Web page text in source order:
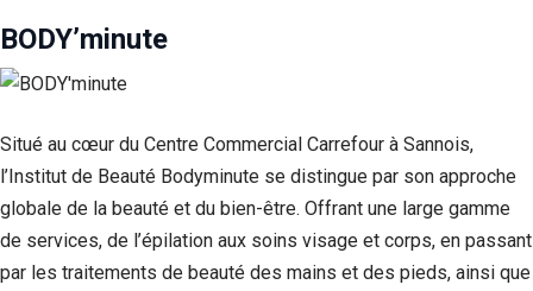
BODY’minute
Situé au cœur du Centre Commercial Carrefour à Sannois,
l’Institut de Beauté Bodyminute se distingue par son approche
globale de la beauté et du bien-être. Offrant une large gamme
de services, de l’épilation aux soins visage et corps, en passant
par les traitements de beauté des mains et des pieds, ainsi que
de votre visite.
refusez ces
fonctionnalités
disparaîtront
du site Web.
Marketing